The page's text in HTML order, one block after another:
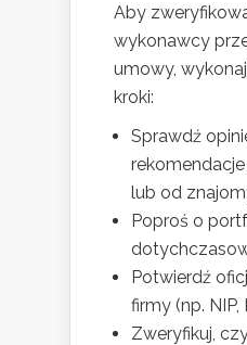
Aby
wykonawcy
umowy,
kroki:
Sprawdź
lub od
Poproś o
Potwierdź
firmy (np. NIP,
Zweryfikuj,